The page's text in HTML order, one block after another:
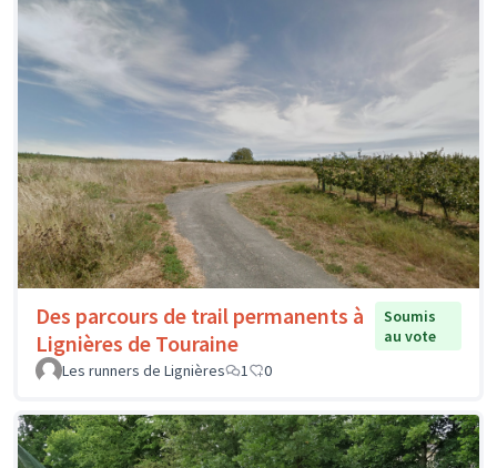
Des parcours de trail permanents à
Lignières de Touraine
Soumis
au vote
Les runners de Lignières
1 0